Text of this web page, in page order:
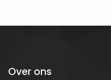
Over ons